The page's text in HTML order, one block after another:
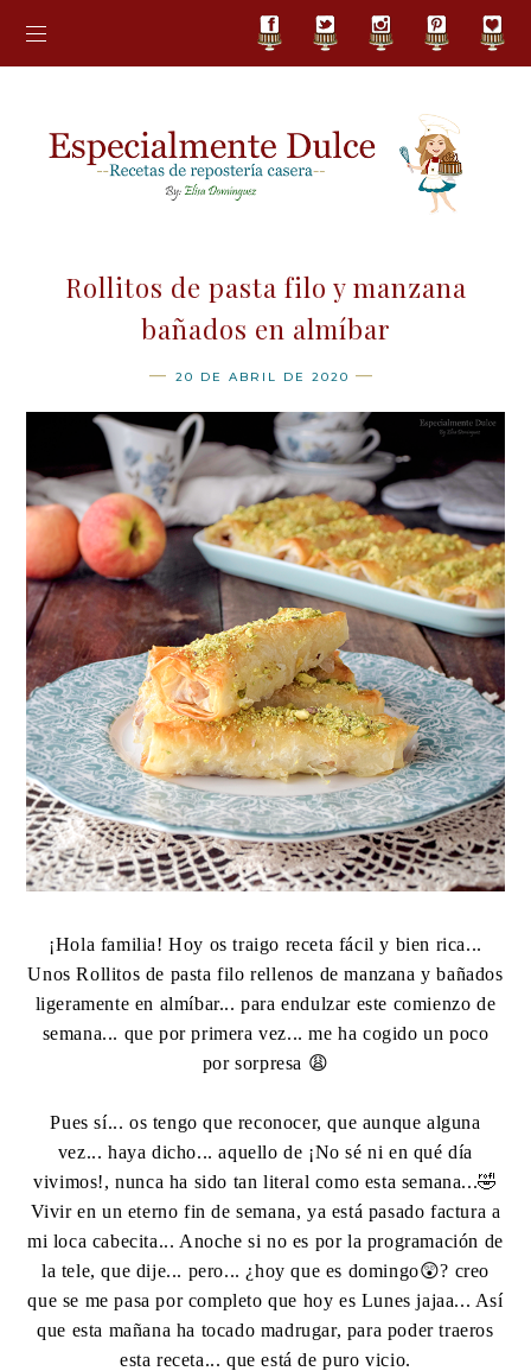
Rollitos de pasta filo y manzana
bañados en almíbar
20 DE ABRIL DE 2020
¡Hola familia! Hoy os traigo receta fácil y bien rica...
Unos Rollitos de pasta filo rellenos de manzana y bañados
ligeramente en almíbar... para endulzar este comienzo de
semana... que por primera vez... me ha cogido un poco
por sorpresa 😩
Pues sí... os tengo que reconocer, que aunque alguna
vez... haya dicho... aquello de ¡No sé ni en qué día
vivimos!, nunca ha sido tan literal como esta semana...🤣
Vivir en un eterno fin de semana, ya está pasado factura a
mi loca cabecita... Anoche si no es por la programación de
la tele, que dije... pero... ¿hoy que es domingo😲? creo
que se me pasa por completo que hoy es Lunes jajaa... Así
que esta mañana ha tocado madrugar, para poder traeros
esta receta... que está de puro vicio.